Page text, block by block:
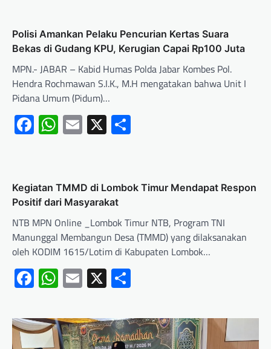
Polisi Amankan Pelaku Pencurian Kertas Suara
Bekas di Gudang KPU, Kerugian Capai Rp100 Juta
MPN.- JABAR – Kabid Humas Polda Jabar Kombes Pol.
Hendra Rochmawan S.I.K., M.H mengatakan bahwa Unit I
Pidana Umum (Pidum)…
Facebook
WhatsApp
Email
X
Kegiatan TMMD di Lombok Timur Mendapat Respon
Positif dari Masyarakat
NTB MPN Online _Lombok Timur NTB, Program TNI
Manunggal Membangun Desa (TMMD) yang dilaksanakan
oleh KODIM 1615/Lotim di Kabupaten Lombok…
Facebook
WhatsApp
Email
X